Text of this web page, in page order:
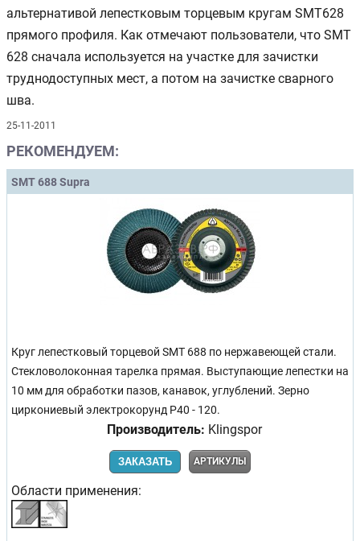
альтернативой лепестковым торцевым кругам SMT628
прямого профиля. Как отмечают пользователи, что SMT
628 сначала используется на участке для зачистки
труднодоступных мест, а потом на зачистке сварного
шва.
25-11-2011
РЕКОМЕНДУЕМ:
SMT 688 Supra
Круг лепестковый торцевой SMT 688 по нержавеющей стали.
Стекловолоконная тарелка прямая. Выступающие лепестки на
10 мм для обработки пазов, канавок, углублений. Зерно
циркониевый электрокорунд Р40 - 120.
Производитель: Klingspor
ЗАКАЗАТЬ АРТИКУЛЫ
Области применения: